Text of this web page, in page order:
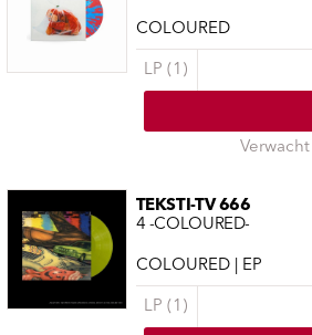
COLOURED
LP (1)
TEKSTI-TV 666
4 -COLOURED-
COLOURED | EP
LP (1)